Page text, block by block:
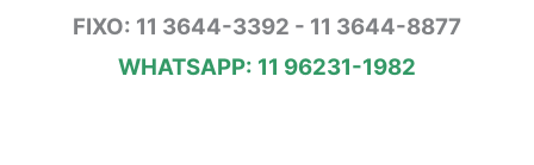
FIXO: 11 3644-3392 - 11 3644-8877
WHATSAPP: 11 96231-1982